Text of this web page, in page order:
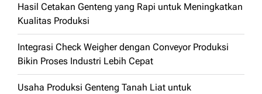
Hasil Cetakan Genteng yang Rapi untuk Meningkatkan
Kualitas Produksi
Integrasi Check Weigher dengan Conveyor Produksi
Bikin Proses Industri Lebih Cepat
Usaha Produksi Genteng Tanah Liat untuk